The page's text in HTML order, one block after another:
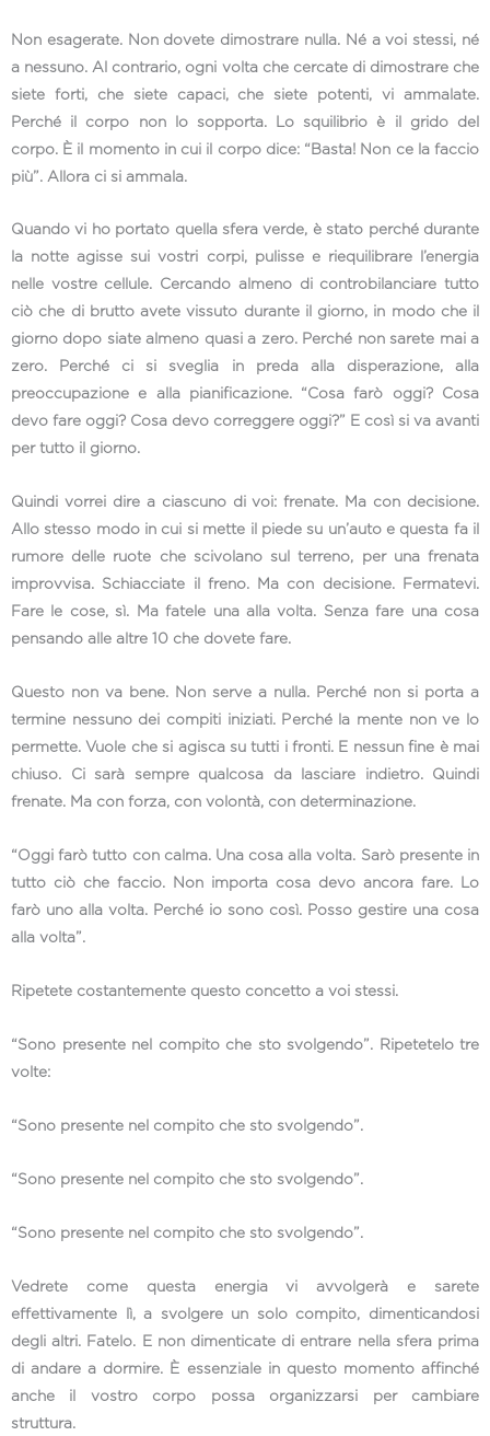
Non esagerate. Non dovete dimostrare nulla. Né a voi stessi, né
a nessuno. Al contrario, ogni volta che cercate di dimostrare che
siete forti, che siete capaci, che siete potenti, vi ammalate.
Perché il corpo non lo sopporta. Lo squilibrio è il grido del
corpo. È il momento in cui il corpo dice: “Basta! Non ce la faccio
più”. Allora ci si ammala.
Quando vi ho portato quella sfera verde, è stato perché durante
la notte agisse sui vostri corpi, pulisse e riequilibrare l’energia
nelle vostre cellule. Cercando almeno di controbilanciare tutto
ciò che di brutto avete vissuto durante il giorno, in modo che il
giorno dopo siate almeno quasi a zero. Perché non sarete mai a
zero. Perché ci si sveglia in preda alla disperazione, alla
preoccupazione e alla pianificazione. “Cosa farò oggi? Cosa
devo fare oggi? Cosa devo correggere oggi?” E così si va avanti
per tutto il giorno.
Quindi vorrei dire a ciascuno di voi: frenate. Ma con decisione.
Allo stesso modo in cui si mette il piede su un’auto e questa fa il
rumore delle ruote che scivolano sul terreno, per una frenata
improvvisa. Schiacciate il freno. Ma con decisione. Fermatevi.
Fare le cose, sì. Ma fatele una alla volta. Senza fare una cosa
pensando alle altre 10 che dovete fare.
Questo non va bene. Non serve a nulla. Perché non si porta a
termine nessuno dei compiti iniziati. Perché la mente non ve lo
permette. Vuole che si agisca su tutti i fronti. E nessun fine è mai
chiuso. Ci sarà sempre qualcosa da lasciare indietro. Quindi
frenate. Ma con forza, con volontà, con determinazione.
“Oggi farò tutto con calma. Una cosa alla volta. Sarò presente in
tutto ciò che faccio. Non importa cosa devo ancora fare. Lo
farò uno alla volta. Perché io sono così. Posso gestire una cosa
alla volta”.
Ripetete costantemente questo concetto a voi stessi.
“Sono presente nel compito che sto svolgendo”. Ripetetelo tre
volte:
“Sono presente nel compito che sto svolgendo”.
“Sono presente nel compito che sto svolgendo”.
“Sono presente nel compito che sto svolgendo”.
Vedrete come questa energia vi avvolgerà e sarete
effettivamente lì, a svolgere un solo compito, dimenticandosi
degli altri. Fatelo. E non dimenticate di entrare nella sfera prima
di andare a dormire. È essenziale in questo momento affinché
anche il vostro corpo possa organizzarsi per cambiare
struttura.